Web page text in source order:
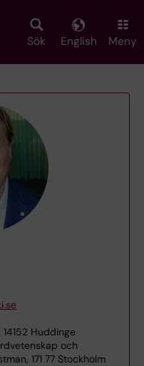
Sök English Meny
14152 Huddinge
och
171 77 Stockholm